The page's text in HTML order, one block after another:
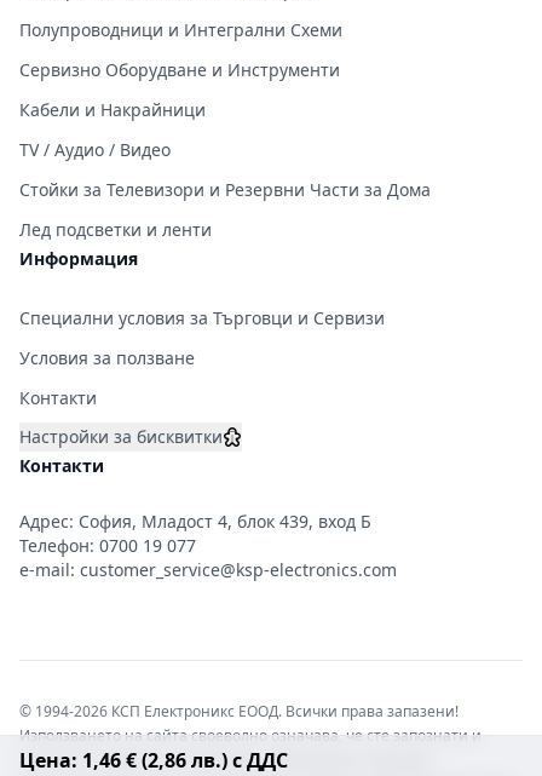
Цена: 1,46 € (2,86 лв.) с ДДС
Полупроводници и Интегрални Схеми
Сервизно Оборудване и Инструменти
Кабели и Накрайници
TV / Аудио / Видео
Стойки за Телевизори и Резервни Части за Дома
Лед подсветки и ленти
Информация
Специални условия за Търговци и Сервизи
Условия за ползване
Контакти
Настройки за бисквитки
Контакти
Адрес: София, Младост 4, блок 439, вход Б
Телефон: 0700 19 077
e-mail: customer_service@ksp-electronics.com
© 1994-2026 КСП Електроникс ЕООД. Всички права запазени!
Използването на сайта своеволно означава, че сте запознати и
съгласни с правната информация обвързваща софтуера.